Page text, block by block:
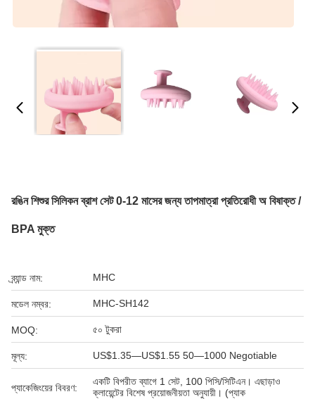
রঙিন শিশুর সিলিকন ব্রাশ সেট 0-12 মাসের জন্য তাপমাত্রা প্রতিরোধী অ বিষাক্ত /
BPA মুক্ত
ব্র্যান্ড নাম: MHC
মডেল নম্বর: MHC-SH142
MOQ: ৫০ টুকরা
মূল্য: US$1.35—US$1.55 50—1000 Negotiable
প্যাকেজিংয়ের বিবরণ:
একটি বিপরীত ব্যাগে 1 সেট, 100 পিসি/সিটিএন। এছাড়াও
ক্লায়েন্টের বিশেষ প্রয়োজনীয়তা অনুযায়ী। (প্যাক